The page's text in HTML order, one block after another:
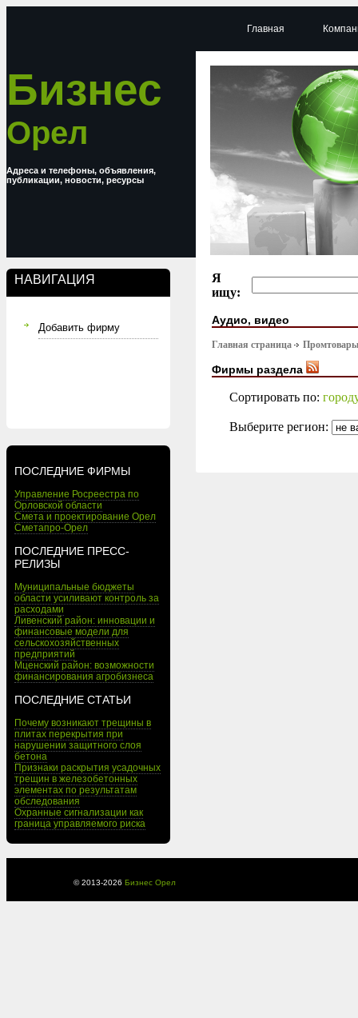
Бизнес
Орел
Адреса и телефоны, объявления,
публикации, новости, ресурсы
НАВИГАЦИЯ
Добавить фирму
ПОСЛЕДНИЕ ФИРМЫ
Управление Росреестра по
Орловской области
Смета и проектирование Орел
Сметапро-Орел
ПОСЛЕДНИЕ ПРЕСС-
РЕЛИЗЫ
Муниципальные бюджеты
области усиливают контроль за
расходами
Ливенский район: инновации и
финансовые модели для
сельскохозяйственных
предприятий
Мценский район: возможности
финансирования агробизнеса
ПОСЛЕДНИЕ СТАТЬИ
Почему возникают трещины в
плитах перекрытия при
нарушении защитного слоя
бетона
Признаки раскрытия усадочных
трещин в железобетонных
элементах по результатам
обследования
Охранные сигнализации как
граница управляемого риска
Главная
Я
ищу:
Аудио, видео
Главная страница Промтовары
Фирмы раздела
Сортировать по:
Выберите регион:
© 2013-2026 Бизнес Орел